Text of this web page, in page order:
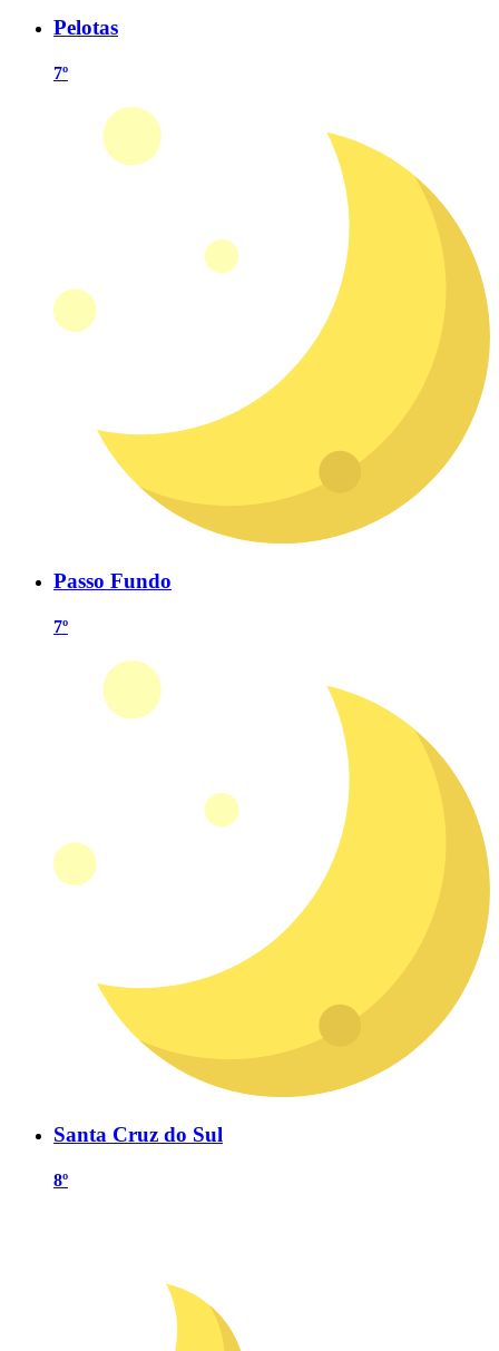
Pelotas
7º
Passo Fundo
7º
Santa Cruz do Sul
8º